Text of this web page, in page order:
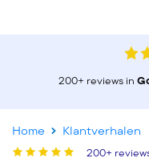
200+ reviews in
Home Klantverhalen
200+